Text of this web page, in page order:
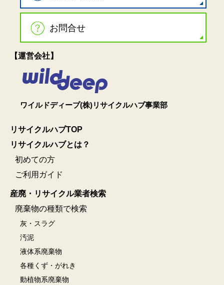
お問合せ
【運営会社】
ワイルドディープ(株)リサイクルハブ事業部
リサイクルハブTOP
リサイクルハブとは？
初めての方
ご利用ガイド
産廃・リサイクル業者検索
廃棄物の種類で検索
灰・スラグ
汚泥
液体系廃棄物
各種くず・がれき
動植物系廃棄物